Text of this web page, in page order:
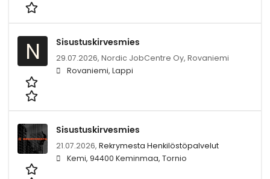
N Sisustuskirvesmies
29.07.2026, Nordic JobCentre Oy, Rovaniemi
Rovaniemi, Lappi
Sisustuskirvesmies
21.07.2026, Rekrymesta Henkilöstöpalvelut
Kemi, 94400 Keminmaa, Tornio